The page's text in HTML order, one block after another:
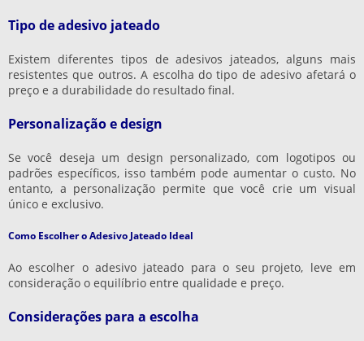
Tipo de adesivo jateado
Existem diferentes tipos de adesivos jateados, alguns mais
resistentes que outros. A escolha do tipo de adesivo afetará o
preço e a durabilidade do resultado final.
Personalização e design
Se você deseja um design personalizado, com logotipos ou
padrões específicos, isso também pode aumentar o custo. No
entanto, a personalização permite que você crie um visual
único e exclusivo.
Como Escolher o Adesivo Jateado Ideal
Ao escolher o adesivo jateado para o seu projeto, leve em
consideração o equilíbrio entre qualidade e preço.
Considerações para a escolha